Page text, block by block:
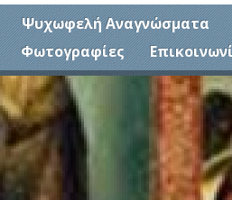
Ψυχωφελή Αναγνώσματα
Φωτογραφίες